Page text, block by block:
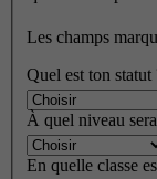
Les champs
Quel est ton statut
À quel niveau
En quelle classe